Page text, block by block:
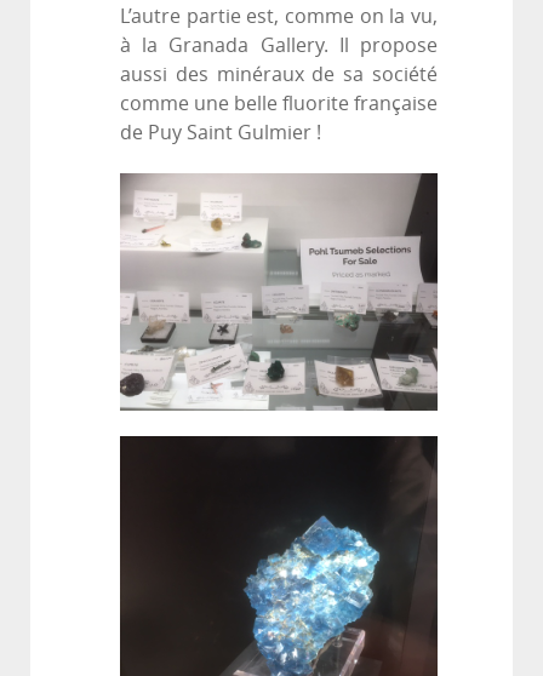
L’autre partie est, comme on la vu,
à la Granada Gallery. Il propose
aussi des minéraux de sa société
comme une belle fluorite française
de Puy Saint Gulmier !